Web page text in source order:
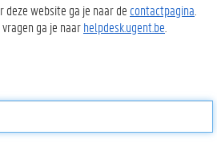
deze website ga je naar de contactpagina
ga je naarhelpdesk.ugent.be